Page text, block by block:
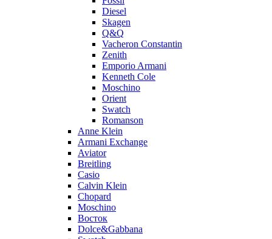
Diesel
Skagen
Q&Q
Vacheron Constantin
Zenith
Emporio Armani
Kenneth Cole
Moschino
Orient
Swatch
Romanson
Anne Klein
Armani Exchange
Aviator
Breitling
Casio
Calvin Klein
Chopard
Moschino
Восток
Dolce&Gabbana